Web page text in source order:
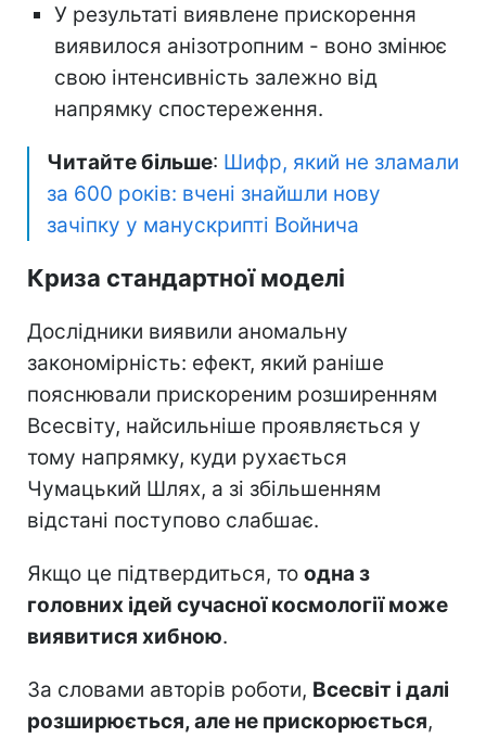
У результаті виявлене прискорення
виявилося анізотропним - воно змінює
свою інтенсивність залежно від
напрямку спостереження.
Читайте більше: Шифр, який не зламали
за 600 років: вчені знайшли нову
зачіпку у манускрипті Войнича
Криза стандартної моделі
Дослідники виявили аномальну
закономірність: ефект, який раніше
пояснювали прискореним розширенням
Всесвіту, найсильніше проявляється у
тому напрямку, куди рухається
Чумацький Шлях, а зі збільшенням
відстані поступово слабшає.
Якщо це підтвердиться, то одна з
головних ідей сучасної космології може
виявитися хибною.
За словами авторів роботи, Всесвіт і далі
розширюється, але не прискорюється,